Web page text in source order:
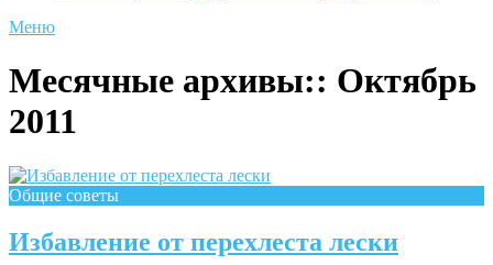
Меню
Месячные архивы:: Октябрь
2011
Общие советы
Избавление от перехлеста лески